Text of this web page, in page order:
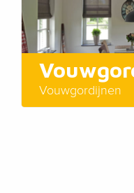
Vouwgordijnen